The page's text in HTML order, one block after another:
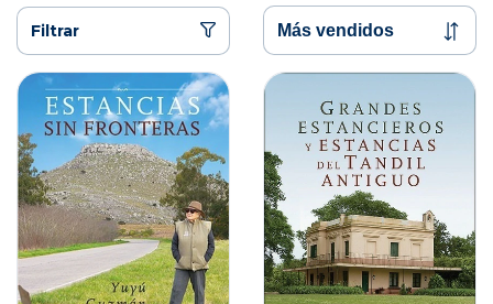
Filtrar